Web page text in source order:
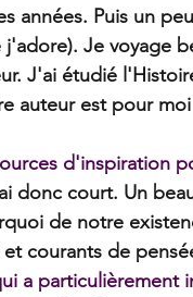
années. Puis un
Je voyage
J'ai étudié
auteur est pour
d'inspiration
donc court. Un
de notre
courants de
a particulièrement